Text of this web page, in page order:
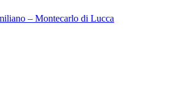
– Montecarlo di Lucca